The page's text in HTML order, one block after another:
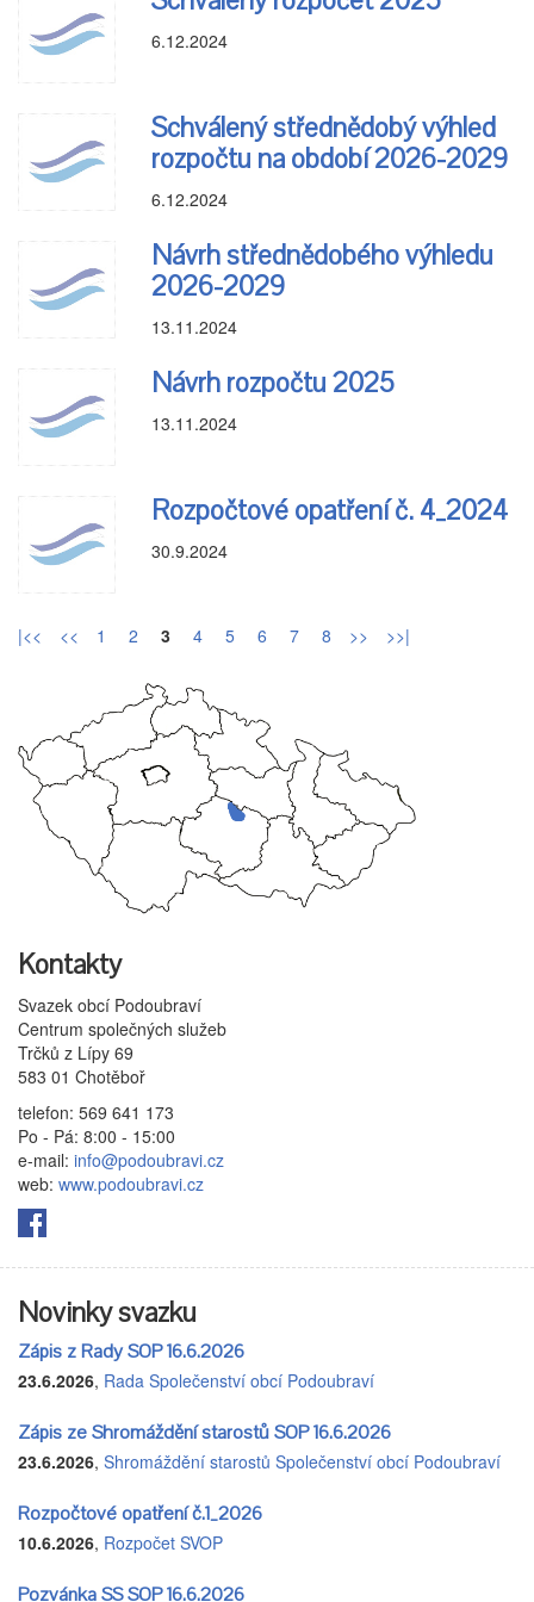
6.12.2024
Schválený střednědobý výhled
rozpočtu na období 2026-2029
6.12.2024
Návrh střednědobého výhledu
2026-2029
13.11.2024
Návrh rozpočtu 2025
13.11.2024
Rozpočtové opatření č. 4_2024
30.9.2024
|<< << 1 2 3 4 5 6 7 8 >> >>|
Kontakty
Svazek obcí Podoubraví
Centrum společných služeb
Trčků z Lípy 69
583 01 Chotěboř
telefon: 569 641 173
Po - Pá: 8:00 - 15:00
e-mail: info@podoubravi.cz
web: www.podoubravi.cz
Novinky svazku
Zápis z Rady SOP 16.6.2026
23.6.2026, Rada Společenství obcí Podoubraví
Zápis ze Shromáždění starostů SOP 16.6.2026
23.6.2026, Shromáždění starostů Společenství obcí Podoubraví
Rozpočtové opatření č.1_2026
10.6.2026, Rozpočet SVOP
Pozvánka SS SOP 16.6.2026